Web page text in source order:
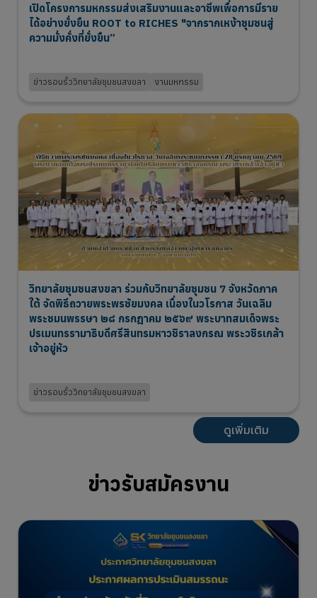
เปิดโครงการมหกรรมส่งเสริมงานและอาชีพเพื่อการมีราย
ได้อย่างยั่งยืน ROOT to RICHES "จากรากเหง้าชุมชนสู่
ความมั่งคั่งที่ยั่งยืน”
ข่าวรอบรั้ววิทยาลัยชุมชนสงขลา งานมหกรรม
วิทยาลัยชุมชนสงขลา ร่วมกับวิทยาลัยชุมชน 7 จังหวัดภาค
ใต้ จัดพิธีถวายพระพรชัยมงคล เนื่องในวโรกาส วันเฉลิม
พระชมนพรรษา ๒๘ กรกฎาคม ๒๕๖๙ พระบาทสมเด็จพระ
ปรเมนทรรามาธิบดีศรีสินทรมหาวชิราลงกรณ พระวชิรเกล้า
เจ้าอยู่หัว
ข่าวรอบรั้ววิทยาลัยชุมชนสงขลา
ดูเพิ่มเติม
ข่าวรับสมัครงาน